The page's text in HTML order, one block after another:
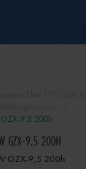
9.5 200h
GZX-9.5 200H
GZX-9,5 200h